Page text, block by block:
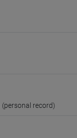
(personal record)